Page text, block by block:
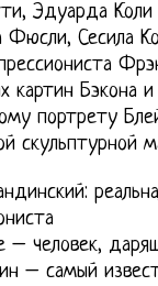
Эдуарда
Фюсли, Сесила
картин Бэкона
портрету
скульптурной
человек,
– самый